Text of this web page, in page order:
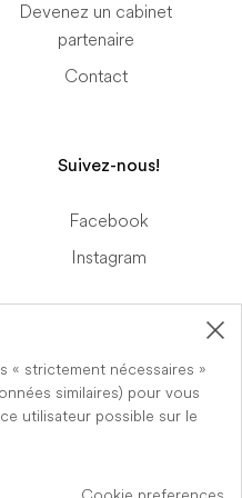
« strictement nécessaires »
similaires) pour vous
utilisateur possible sur le
Devenez un cabinet
partenaire
Contact
Suivez-nous!
Facebook
Instagram